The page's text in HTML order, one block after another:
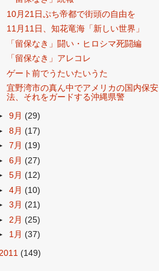
10月21日ぷち帝都で街頭の自由を
11月11日、知花竜海「新しい世界」
「留保なき」闘い・ヒロシマ死闘編
「留保なき」アレコレ
ゲート前でうたいたいうた
宜野湾市の真ん中でアメリカの国内保安
法、それをガードする沖縄県警
9月 (29)
8月 (17)
7月 (19)
6月 (27)
5月 (12)
4月 (10)
3月 (21)
2月 (25)
1月 (37)
(149)